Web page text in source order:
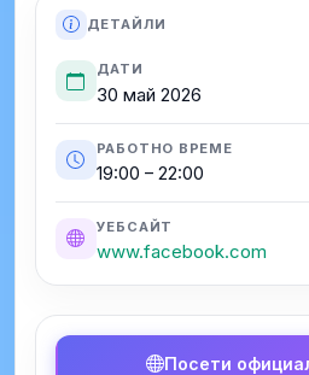
ДЕТАЙЛИ
ДАТИ
30 май 2026
РАБОТНО ВРЕМЕ
19:00 – 22:00
УЕБСАЙТ
www.facebook.com
Посети